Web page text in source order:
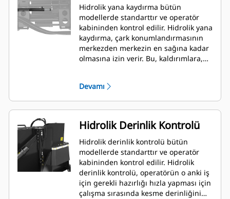
Hidrolik yana kaydırma bütün
modellerde standarttır ve operatör
kabininden kontrol edilir. Hidrolik yana
kaydırma, çark konumlandırmasının
merkezden merkezin en sağına kadar
olmasına izin verir. Bu, kaldırımlara,
yeniden konumlandırma ihtiyacını en
aza indirir.
Devamı
Hidrolik Derinlik Kontrolü
Hidrolik derinlik kontrolü bütün
modellerde standarttır ve operatör
kabininden kontrol edilir. Hidrolik
derinlik kontrolü, operatörün o anki iş
için gerekli hazırlığı hızla yapması için
çalışma sırasında kesme derinliğini